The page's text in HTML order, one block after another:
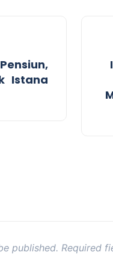
Istana
published. Required